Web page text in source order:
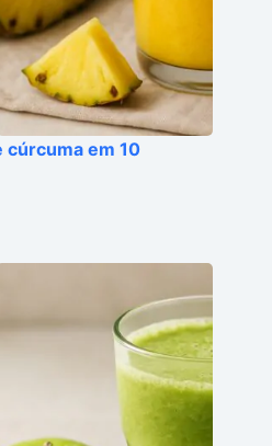
cúrcuma em 10